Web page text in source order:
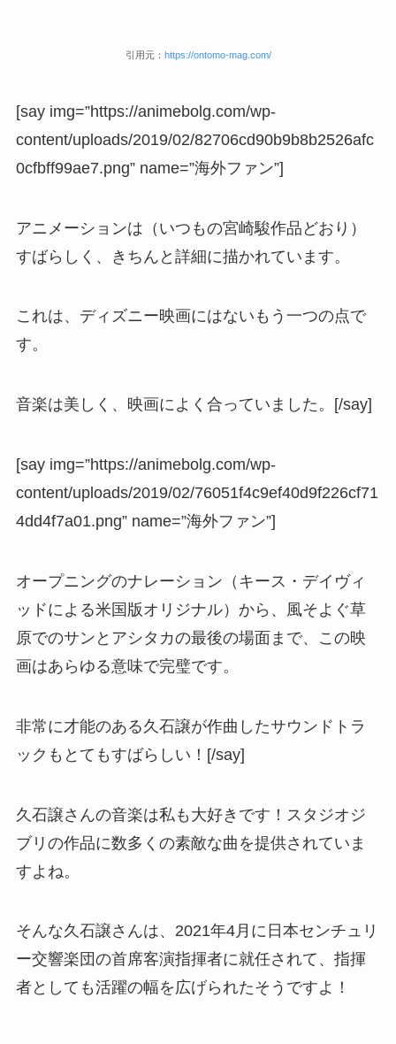
引用元： https://ontomo-mag.com/
[say img=”https://animebolg.com/wp-
content/uploads/2019/02/82706cd90b9b8b2526afc
0cfbff99ae7.png” name=”海外ファン”]
アニメーションは（いつもの宮崎駿作品どおり）
すばらしく、きちんと詳細に描かれています。
これは、ディズニー映画にはないもう一つの点で
す。
音楽は美しく、映画によく合っていました。 [/say]
[say img=”https://animebolg.com/wp-
content/uploads/2019/02/76051f4c9ef40d9f226cf71
4dd4f7a01.png” name=”海外ファン”]
オープニングのナレーション（キース・デイヴィ
ッドによる米国版オリジナル）から、風そよぐ草
原でのサンとアシタカの最後の場面まで、この映
画はあらゆる意味で完璧です。
非常に才能のある久石譲が作曲したサウンドトラ
ックもとてもすばらしい！ [/say]
久石譲さんの音楽は私も大好きです！スタジオジ
ブリの作品に数多くの素敵な曲を提供されていま
すよね。
そんな久石譲さんは、2021年4月に日本センチュリ
ー交響楽団の首席客演指揮者に就任されて、指揮
者としても活躍の幅を広げられたそうですよ！